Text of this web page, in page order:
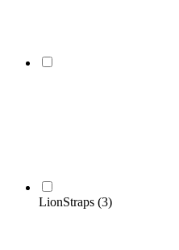
LionStraps (3)